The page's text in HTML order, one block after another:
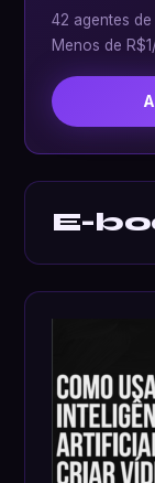
42 agentes
Menos de
E-